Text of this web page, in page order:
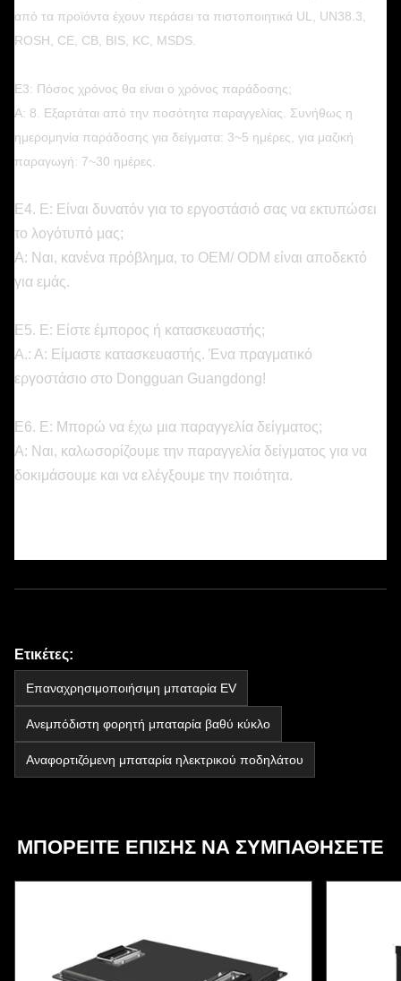
από τα προϊόντα έχουν περάσει τα πιστοποιητικά UL, UN38.3,
ROSH, CE, CB, BIS, KC, MSDS.
Ε3: Πόσος χρόνος θα είναι ο χρόνος παράδοσης;
Α: 8. Εξαρτάται από την ποσότητα παραγγελίας. Συνήθως η
ημερομηνία παράδοσης για δείγματα: 3~5 ημέρες, για μαζική
παραγωγή: 7~30 ημέρες.
Ε4. Ε: Είναι δυνατόν για το εργοστάσιό σας να εκτυπώσει
το λογότυπό μας;
Α: Ναι, κανένα πρόβλημα, το OEM/ ODM είναι αποδεκτό
για εμάς.
Ε5. Ε: Είστε έμπορος ή κατασκευαστής;
Α.: Α: Είμαστε κατασκευαστής. Ένα πραγματικό
εργοστάσιο στο Dongguan Guangdong!
Ε6. Ε: Μπορώ να έχω μια παραγγελία δείγματος;
Α: Ναι, καλωσορίζουμε την παραγγελία δείγματος για να
δοκιμάσουμε και να ελέγξουμε την ποιότητα.
Ετικέτες:
Επαναχρησιμοποιήσιμη μπαταρία EV
Ανεμπόδιστη φορητή μπαταρία βαθύ κύκλο
Αναφορτιζόμενη μπαταρία ηλεκτρικού ποδηλάτου
ΜΠΟΡΕΊΤΕ ΕΠΊΣΗΣ ΝΑ ΣΥΜΠΑΘΉΣΕΤΕ